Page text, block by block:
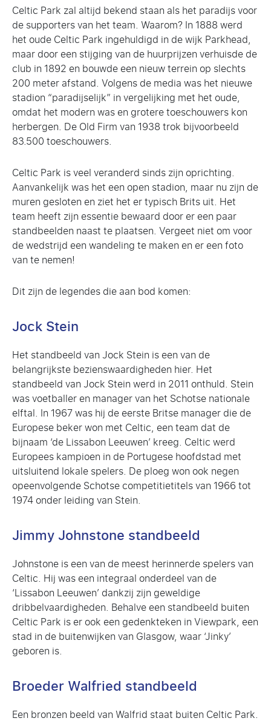
Celtic Park zal altijd bekend staan als het paradijs voor
de supporters van het team. Waarom? In 1888 werd
het oude Celtic Park ingehuldigd in de wijk Parkhead,
maar door een stijging van de huurprijzen verhuisde de
club in 1892 en bouwde een nieuw terrein op slechts
200 meter afstand. Volgens de media was het nieuwe
stadion “paradijselijk” in vergelijking met het oude,
omdat het modern was en grotere toeschouwers kon
herbergen. De Old Firm van 1938 trok bijvoorbeeld
83.500 toeschouwers.
Celtic Park is veel veranderd sinds zijn oprichting.
Aanvankelijk was het een open stadion, maar nu zijn de
muren gesloten en ziet het er typisch Brits uit. Het
team heeft zijn essentie bewaard door er een paar
standbeelden naast te plaatsen. Vergeet niet om voor
de wedstrijd een wandeling te maken en er een foto
van te nemen!
Dit zijn de legendes die aan bod komen:
Jock Stein
Het standbeeld van Jock Stein is een van de
belangrijkste bezienswaardigheden hier. Het
standbeeld van Jock Stein werd in 2011 onthuld. Stein
was voetballer en manager van het Schotse nationale
elftal. In 1967 was hij de eerste Britse manager die de
Europese beker won met Celtic, een team dat de
bijnaam ‘de Lissabon Leeuwen’ kreeg. Celtic werd
Europees kampioen in de Portugese hoofdstad met
uitsluitend lokale spelers. De ploeg won ook negen
opeenvolgende Schotse competitietitels van 1966 tot
1974 onder leiding van Stein.
Jimmy Johnstone standbeeld
Johnstone is een van de meest herinnerde spelers van
Celtic. Hij was een integraal onderdeel van de
‘Lissabon Leeuwen’ dankzij zijn geweldige
dribbelvaardigheden. Behalve een standbeeld buiten
Celtic Park is er ook een gedenkteken in Viewpark, een
stad in de buitenwijken van Glasgow, waar ‘Jinky’
geboren is.
Broeder Walfried standbeeld
Een bronzen beeld van Walfrid staat buiten Celtic Park.